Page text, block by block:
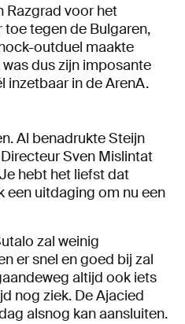
Razgrad voor het
tegen de Bulgaren,
outduel maakte
dus zijn imposante
inzetbaar in de ArenA.
Al benadrukte Steijn
Sven Mislintat
hebt het liefst dat
een uitdaging om nu een
zal weinig
er snel en goed bij zal
altijd ook iets
nog ziek. De Ajacied
alsnog kan aansluiten.